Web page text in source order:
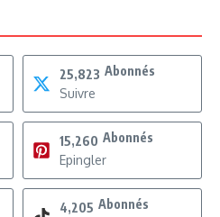
25,823 Abonnés
Suivre
15,260 Abonnés
Epingler
4,205 Abonnés